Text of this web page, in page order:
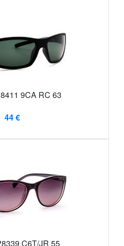
9CA RC 63
44 €
C6T/JR 55